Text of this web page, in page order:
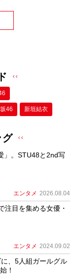
46 新垣結衣
グ
」。STU48と2nd写
エンタメ 2026.08.04
注目を集める女優・
エンタメ 2024.09.02
、5人組ガールグル
！